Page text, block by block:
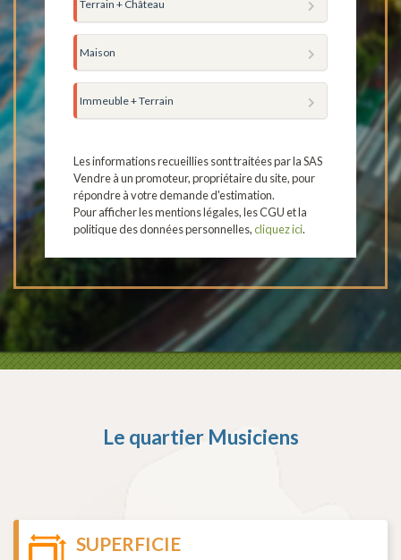
Terrain + Château
Maison
Immeuble + Terrain
Les informations recueillies sont traitées par la SAS
Vendre à un promoteur, propriétaire du site, pour
répondre à votre demande d'estimation.
Pour afficher les mentions légales, les CGU et la
politique des données personnelles,cliquez ici.
Le quartier Musiciens
SUPERFICIE